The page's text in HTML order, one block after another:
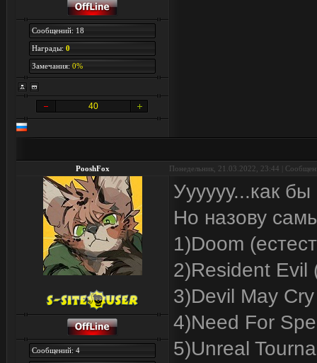
Сообщений: 18
Награды: 0
Замечания: 0%
40
PooshFox Понедельник, 21.03.2022, 23:44 |
Сообщений: 4
Уууууу...как
Но назову
1)Doom
2)Resident Evil
3)Devil May
4)Need For
5)Unreal